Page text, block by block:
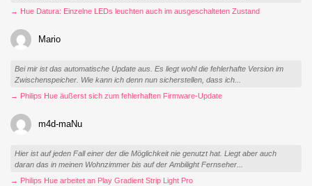
→ Hue Datura: Einzelne LEDs leuchten auch im ausgeschalteten Zustand
Mario
Bei mir ist das automatische Update aus. Es liegt wohl die fehlerhafte Version im
Zwischenspeicher. Wie kann ich denn nun sicherstellen, dass ich...
→ Philips Hue äußerst sich zum fehlerhaften Firmware-Update
m4d-maNu
Hier ist auf jeden Fall einer der die Möglichkeit nie genutzt hat. Liegt aber auch
daran das in meinen Wohnzimmer bis auf der Ambilight Fernseher...
→ Philips Hue arbeitet an Play Gradient Strip Light Pro